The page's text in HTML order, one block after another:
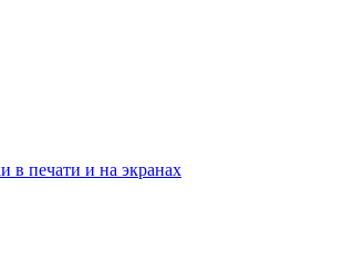
в печати и на экранах